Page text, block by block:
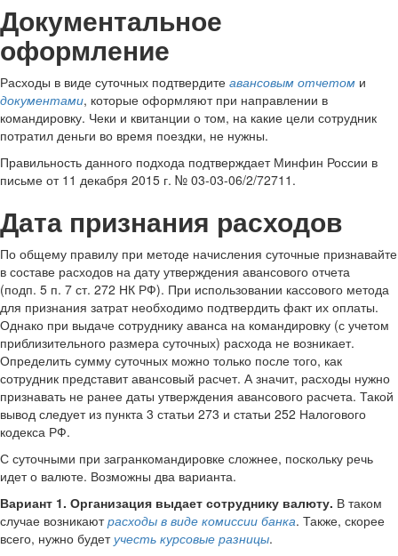
Документальное
оформление
Расходы в виде суточных подтвердите авансовым отчетом и
документами, которые оформляют при направлении в
командировку. Чеки и квитанции о том, на какие цели сотрудник
потратил деньги во время поездки, не нужны.
Правильность данного подхода подтверждает Минфин России в
письме от 11 декабря 2015 г. № 03-03-06/2/72711.
Дата признания расходов
По общему правилу при методе начисления суточные признавайте
в составе расходов на дату утверждения авансового отчета
(подп. 5 п. 7 ст. 272 НК РФ). При использовании кассового метода
для признания затрат необходимо подтвердить факт их оплаты.
Однако при выдаче сотруднику аванса на командировку (с учетом
приблизительного размера суточных) расхода не возникает.
Определить сумму суточных можно только после того, как
сотрудник представит авансовый расчет. А значит, расходы нужно
признавать не ранее даты утверждения авансового расчета. Такой
вывод следует из пункта 3 статьи 273 и статьи 252 Налогового
кодекса РФ.
С суточными при загранкомандировке сложнее, поскольку речь
идет о валюте. Возможны два варианта.
Вариант 1. Организация выдает сотруднику валюту. В таком
случае возникаютрасходы в виде комиссии банка. Также, скорее
всего, нужно будетучесть курсовые разницы.